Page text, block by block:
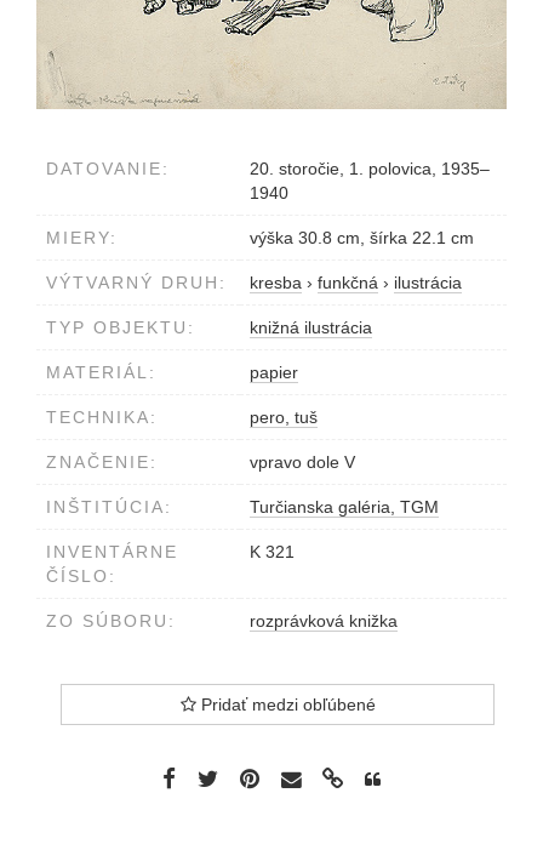
DATOVANIE:
20. storočie, 1. polovica, 1935–
1940
MIERY: výška 30.8 cm, šírka 22.1 cm
VÝTVARNÝ DRUH: kresba › funkčná › ilustrácia
TYP OBJEKTU: knižná ilustrácia
MATERIÁL: papier
TECHNIKA: pero, tuš
ZNAČENIE: vpravo dole V
INŠTITÚCIA: Turčianska galéria, TGM
INVENTÁRNE
ČÍSLO:
K 321
ZO SÚBORU: rozprávková knižka
Pridať medzi obľúbené